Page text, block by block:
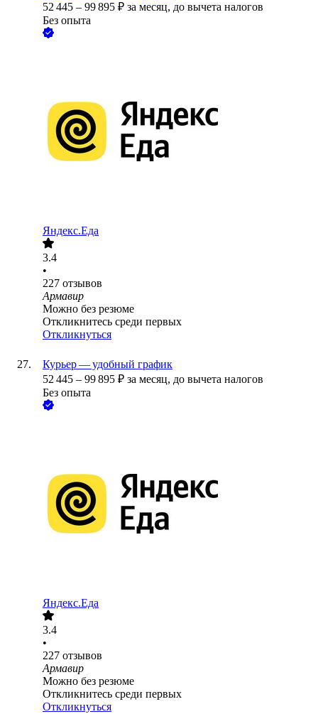
52 445 – 99 895 ₽ за месяц, до вычета налогов
Без опыта
Яндекс.Еда
3.4
•
227 отзывов
Армавир
Можно без резюме
Откликнитесь среди первых
Откликнуться
Курьер — удобный график
52 445 – 99 895 ₽ за месяц, до вычета налогов
Без опыта
Яндекс.Еда
3.4
•
227 отзывов
Армавир
Можно без резюме
Откликнитесь среди первых
Откликнуться